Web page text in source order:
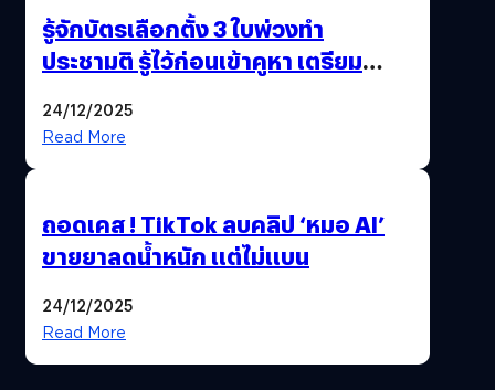
รู้จักบัตรเลือกตั้ง 3 ใบพ่วงทำ
ประชามติ รู้ไว้ก่อนเข้าคูหา เตรียม
24/12/2025
Read More
ถอดเคส ! TikTok ลบคลิป ‘หมอ AI’
ขายยาลดน้ำหนัก แต่ไม่แบน
24/12/2025
Read More